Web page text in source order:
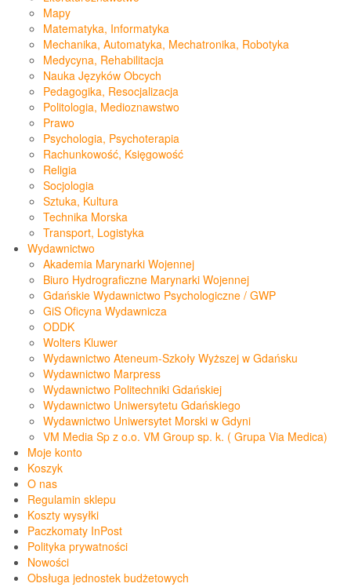
Mapy
Matematyka, Informatyka
Mechanika, Automatyka, Mechatronika, Robotyka
Medycyna, Rehabilitacja
Nauka Języków Obcych
Pedagogika, Resocjalizacja
Politologia, Medioznawstwo
Prawo
Psychologia, Psychoterapia
Rachunkowość, Księgowość
Religia
Socjologia
Sztuka, Kultura
Technika Morska
Transport, Logistyka
Wydawnictwo
Akademia Marynarki Wojennej
Biuro Hydrograficzne Marynarki Wojennej
Gdańskie Wydawnictwo Psychologiczne / GWP
GiS Oficyna Wydawnicza
ODDK
Wolters Kluwer
Wydawnictwo Ateneum-Szkoły Wyższej w Gdańsku
Wydawnictwo Marpress
Wydawnictwo Politechniki Gdańskiej
Wydawnictwo Uniwersytetu Gdańskiego
Wydawnictwo Uniwersytet Morski w Gdyni
VM Media Sp z o.o. VM Group sp. k. ( Grupa Via Medica)
Moje konto
Koszyk
O nas
Regulamin sklepu
Koszty wysyłki
Paczkomaty InPost
Polityka prywatności
Nowości
Obsługa jednostek budżetowych